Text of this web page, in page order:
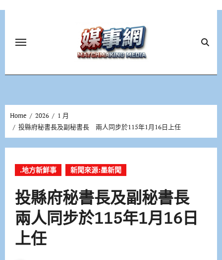
Home 2026
1 月
投縣府秘書長及副秘書長 兩人同步於115年1月16日上任
.地方新鮮事 新聞來源:墨新聞
投縣府秘書長及副秘書長
兩人同步於115年1月16日
上任